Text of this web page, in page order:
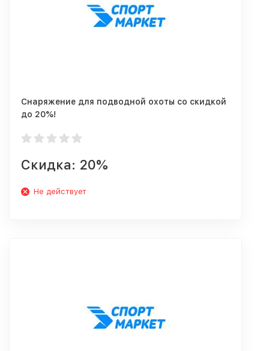
Снаряжение для подводной охоты со скидкой
до 20%!
Скидка: 20%
Не действует